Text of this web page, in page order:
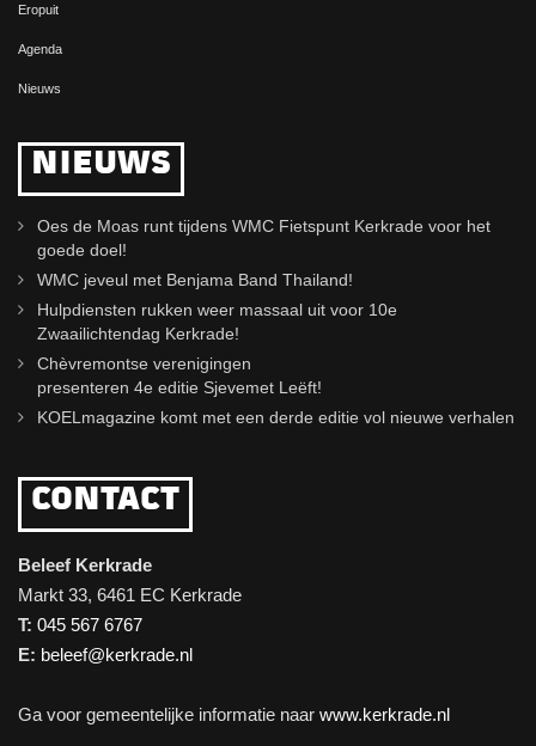
Eropuit
Agenda
Nieuws
NIEUWS
Oes de Moas runt tijdens WMC Fietspunt Kerkrade voor het
goede doel!
WMC jeveul met Benjama Band Thailand!
Hulpdiensten rukken weer massaal uit voor 10e
Zwaailichtendag Kerkrade!
Chèvremontse verenigingen
presenteren 4e editie Sjevemet Leëft!
KOELmagazine komt met een derde editie vol nieuwe verhalen
CONTACT
Beleef Kerkrade
Markt 33, 6461 EC Kerkrade
T: 045 567 6767
E: beleef@kerkrade.nl
Ga voor gemeentelijke informatie naar www.kerkrade.nl